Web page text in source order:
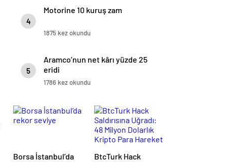
4
Motorine 10 kuruş zam
1875 kez okundu
5
Aramco’nun net kârı yüzde 25
eridi
1786 kez okundu
Borsa İstanbul’da
BtcTurk Hack